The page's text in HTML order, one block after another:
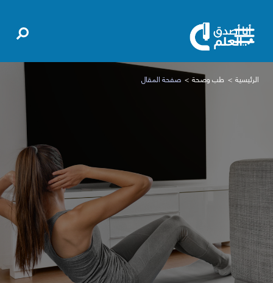
الرئيسية طب وصحة صفحة المقال